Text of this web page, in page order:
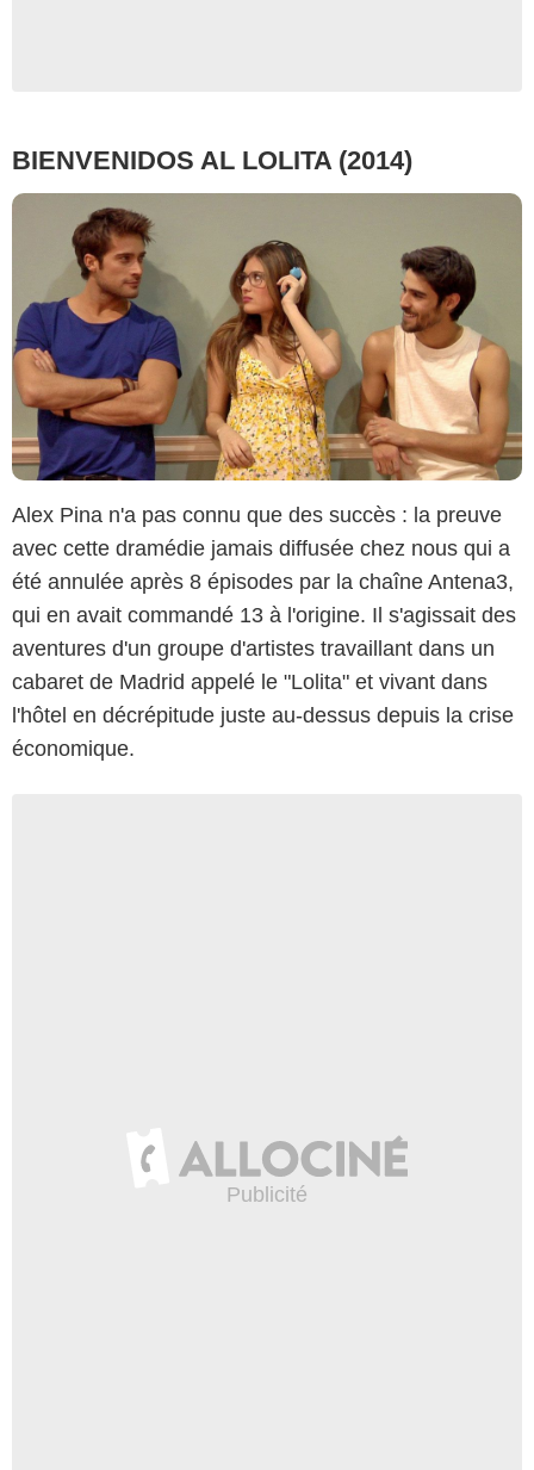
BIENVENIDOS AL LOLITA (2014)
Alex Pina n'a pas connu que des succès : la preuve
avec cette dramédie jamais diffusée chez nous qui a
été annulée après 8 épisodes par la chaîne Antena3,
qui en avait commandé 13 à l'origine. Il s'agissait des
aventures d'un groupe d'artistes travaillant dans un
cabaret de Madrid appelé le "Lolita" et vivant dans
l'hôtel en décrépitude juste au-dessus depuis la crise
économique.